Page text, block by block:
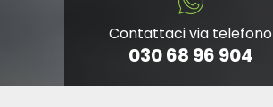
Contattaci via telefono
030 68 96 904